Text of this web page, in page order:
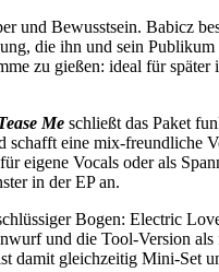
und Bewusstsein. Babicz
die ihn und sein
zu gießen: ideal für
Me schließt das Paket
schafft eine mix-freundliche
eigene Vocals oder als
in der EP an.
Bogen: Electric
und die Tool-Version
damit gleichzeitig Mini-Set